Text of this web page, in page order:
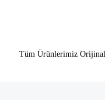
Tüm Ürünlerimiz